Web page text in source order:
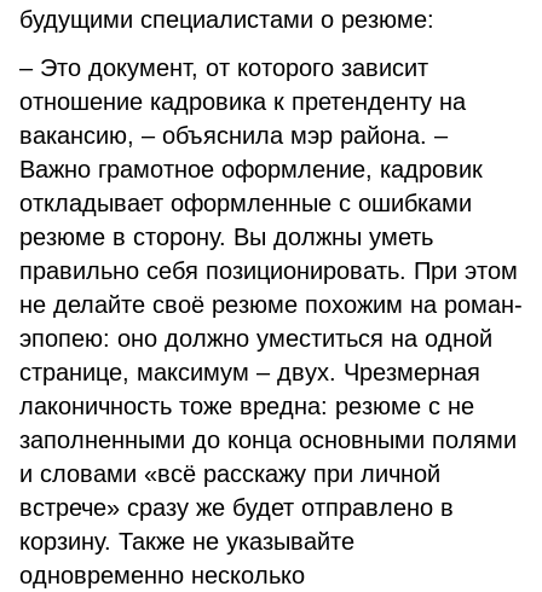
будущими специалистами о резюме:
– Это документ, от которого зависит
отношение кадровика к претенденту на
вакансию, – объяснила мэр района. –
Важно грамотное оформление, кадровик
откладывает оформленные с ошибками
резюме в сторону. Вы должны уметь
правильно себя позиционировать. При этом
не делайте своё резюме похожим на роман-
эпопею: оно должно уместиться на одной
странице, максимум – двух. Чрезмерная
лаконичность тоже вредна: резюме с не
заполненными до конца основными полями
и словами «всё расскажу при личной
встрече» сразу же будет отправлено в
корзину. Также не указывайте
одновременно несколько